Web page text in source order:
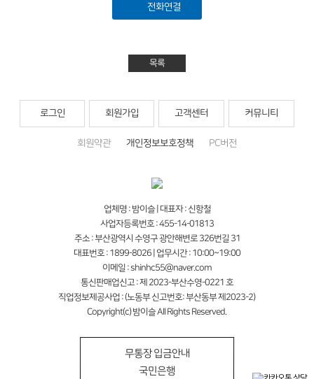
전화연결
목록
로그인 회원가입 고객센터 커뮤니티
회원약관 개인정보보호정책 PC버전
업체명 : 밤이슬 | 대표자 : 신항철
사업자등록번호 : 455-14-01813
주소 : 부산광역시 수영구 광안해변로 326번길 31
대표번호 : 1899-8026 | 업무시간 : 10:00~19:00
이메일 : shinhc55@naver.com
통신판매업신고 : 제 2023-부산수영-0221 호
직업정보제공사업 : (노동부 신고번호: 부산동부 제2023-2)
Copyright(c) 밤이슬 All Rights Reserved.
무통장 입금안내
국민은행